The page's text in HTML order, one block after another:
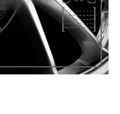
赛车运动
3D 车辆配置器
My wishlist